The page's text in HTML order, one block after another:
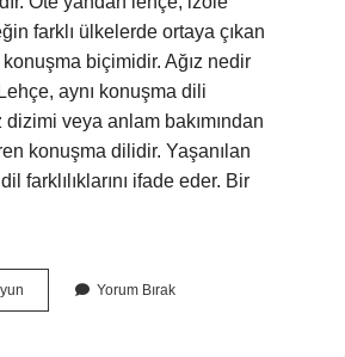
farklı ülkelerde ortaya çıkan
biçimidir. Ağız nedir
aynı konuşma dili
veya anlam bakımından
konuşma dilidir. Yaşanılan
farklılıklarını ifade eder. Bir
Edebiyatta
Ağız
Yorum Bırak